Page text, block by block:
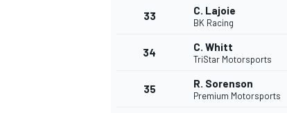
33 C. Lajoie
BK Racing
34 C. Whitt
TriStar Motorsports
35 R. Sorenson
Premium Motorsports